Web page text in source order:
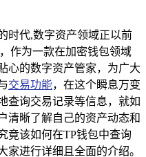
时代,数字资产领域正以前
作为一款在加密钱包领域
心的数字资产管家，为广大
交易功能，在这个瞬息万变
查询交易记录等信息，就如
清晰了解自己的资产动态和
竟该如何在TP钱包中查询
家进行详细且全面的介绍。